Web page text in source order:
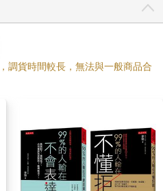
多人這輩子都繞不過去的一個
人覺得非常難堪。遺憾的是，一
下來，尋找解決問題的辦法。
只有10％的客戶願意很快和你成
成交，而剩下60％的客戶，就需
，當你果斷的篩選掉不合格，
後，就要運用靈活的策略與技
利用事物的兩面性，化缺點為優
為優點呢？方法其實很多，比如
太貴」時，你可以告訴他：「是
調貨時間較長，無法與一般商品合